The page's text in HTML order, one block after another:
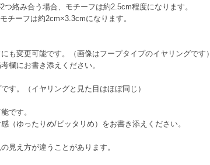
絡み合う場合、モチーフは約2.5cm程度になります。
フは約2cm×3.3cmになります。
も変更可能です。（画像はフープタイプのイヤリングです）
欄にお書き添えください。
す。（イヤリングと見た目はほぼ同じ）
です。
（ゆったりめ/ピッタリめ）をお書き添えください。
見え方が違うことがあります。